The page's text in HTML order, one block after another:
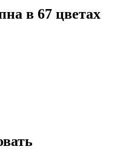
в 67 цветах